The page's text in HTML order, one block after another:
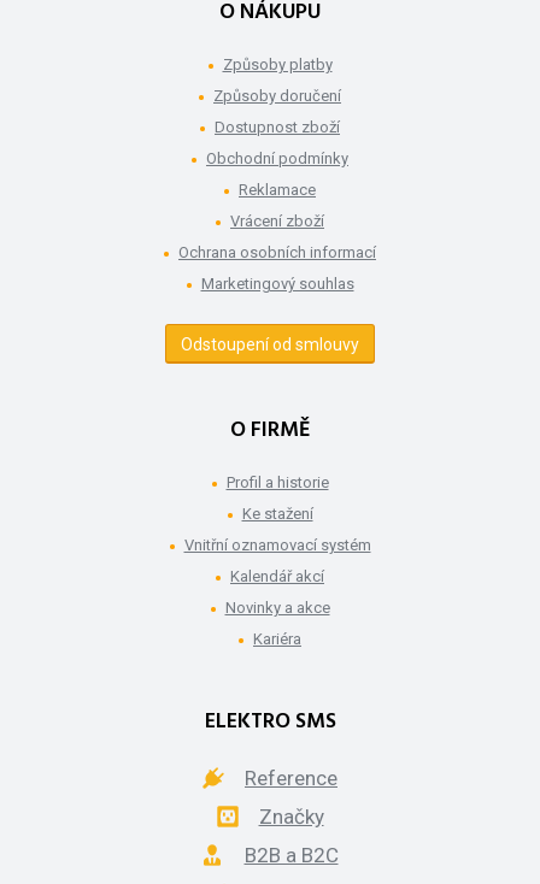
O NÁKUPU
Způsoby platby
Způsoby doručení
Dostupnost zboží
Obchodní podmínky
Reklamace
Vrácení zboží
Ochrana osobních informací
Marketingový souhlas
Odstoupení od smlouvy
O FIRMĚ
Profil a historie
Ke stažení
Vnitřní oznamovací systém
Kalendář akcí
Novinky a akce
Kariéra
ELEKTRO SMS
Reference
Značky
B2B a B2C